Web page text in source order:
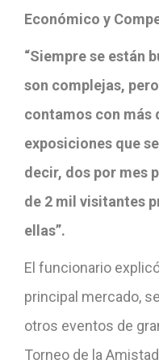
Económico y
“Siempre se están
son complejas,
contamos con más
exposiciones que
decir, dos por mes
de 2 mil visitantes
ellas”.
El funcionario
principal mercado,
otros eventos de
Torneo de la